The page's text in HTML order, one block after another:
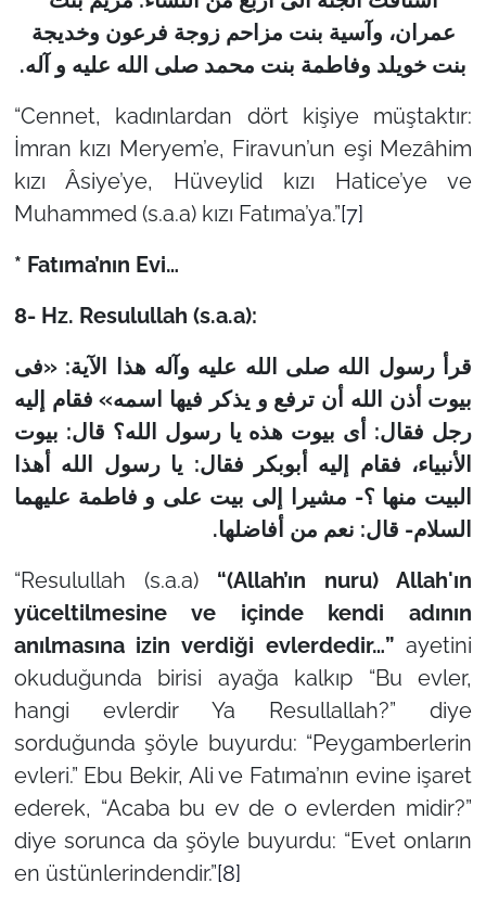
عمران، وآسیة بنت مزاحم زوجة فرعون وخدیجة
بنت خویلد وفاطمة بنت محمد صلی الله علیه و آله.
“Cennet, kadınlardan dört kişiye müştaktır:
İmran kızı Meryem’e, Firavun’un eşi Mezâhim
kızı Âsiye’ye, Hüveylid kızı Hatice’ye ve
Muhammed (s.a.a) kızı Fatıma’ya.”[7]
* Fatıma’nın Evi…
8- Hz. Resulullah (s.a.a):
قرأ رسول الله صلى الله علیه وآله هذا الآیة: «فی
بیوت أذن الله أن ترفع و یذکر فیها اسمه» فقام إلیه
رجل فقال: أی بیوت هذه یا رسول الله؟ قال: بیوت
الأنبیاء، فقام إلیه أبوبکر فقال: یا رسول الله أهذا
البیت منها ؟- مشیرا إلى بیت علی و فاطمة علیهما
السلام- قال: نعم من أفاضلها.
“Resulullah (s.a.a) “(Allah’ın nuru) Allah'ın
yüceltilmesine ve içinde kendi adının
anılmasına izin verdiği evlerdedir…”ayetini
okuduğunda birisi ayağa kalkıp “Bu evler,
hangi evlerdir Ya Resullallah?” diye
sorduğunda şöyle buyurdu: “Peygamberlerin
evleri.” Ebu Bekir, Ali ve Fatıma’nın evine işaret
ederek, “Acaba bu ev de o evlerden midir?”
diye sorunca da şöyle buyurdu: “Evet onların
en üstünlerindendir.”[8]